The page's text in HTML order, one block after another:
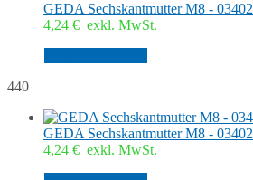
GEDA Sechskantmutter M8 - 03402
4,24 € exkl. MwSt.
440
GEDA Sechskantmutter M8 - 03402
4,24 € exkl. MwSt.